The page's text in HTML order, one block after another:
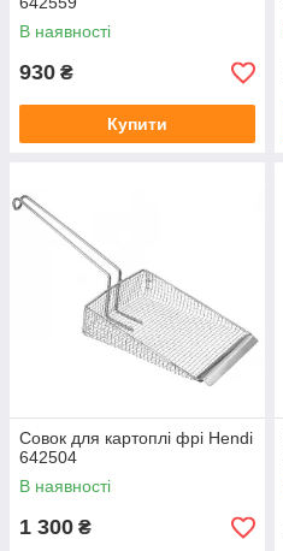
В наявності
930 ₴
Купити
Совок для картоплі фрі Hendi
642504
В наявності
1 300 ₴